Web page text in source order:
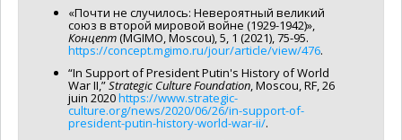
«Почти не случилось: Невероятный великий
союз в второй мировой войне (1929-1942)»,
Концепт(MGIMO, Moscou), 5, 1 (2021), 75-95.
https://concept.mgimo.ru/jour/article/view/476.
“In Support of President Putin's History of World
War II,”Strategic Culture Foundation, Moscou, RF, 26
juin 2020https://www.strategic-
culture.org/news/2020/06/26/in-support-of-
president-putin-history-world-war-ii/.